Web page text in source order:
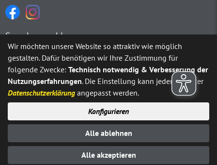
Sprachauswahl
Möchten Sie vonGoogle Translate bereitgestellte externe
Ja Immer
© Stadt Neuenrade 2025
Impressum Datenschutz
Erklärung zur Barrierefreiheit Kontakt
Wir möchten unsere Website so attraktiv wie möglich
gestalten. Dafür benötigen wir Ihre Zustimmung für
folgende Zwecke:Technisch notwendig & Verbesserung der
Nutzungserfahrungen. Die Einstellung kann jederzeit unter
Datenschutzerklärung angepasst werden.
Konfigurieren
Alle ablehnen
Alle akzeptieren